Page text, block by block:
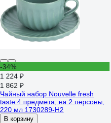
-34%
1 224 ₽
1 862 ₽
Чайный набор Nouvelle fresh
taste 4 предмета, на 2 персоны,
220 мл 1730289-Н2
В корзину